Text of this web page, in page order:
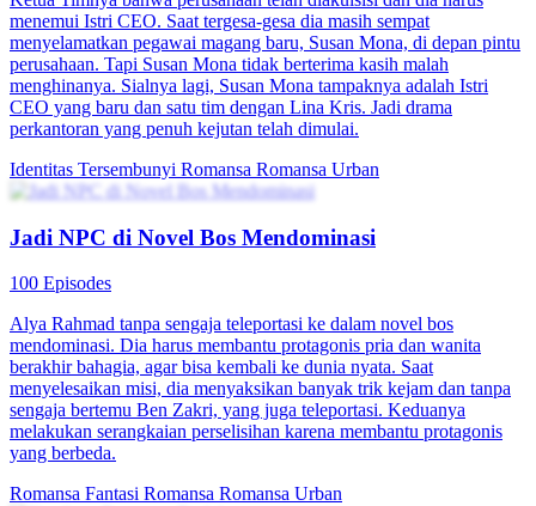
menemui Istri CEO. Saat tergesa-gesa dia masih sempat
menyelamatkan pegawai magang baru, Susan Mona, di depan pintu
perusahaan. Tapi Susan Mona tidak berterima kasih malah
menghinanya. Sialnya lagi, Susan Mona tampaknya adalah Istri
CEO yang baru dan satu tim dengan Lina Kris. Jadi drama
perkantoran yang penuh kejutan telah dimulai.
Identitas Tersembunyi Romansa Romansa Urban
Jadi NPC di Novel Bos Mendominasi
100 Episodes
Alya Rahmad tanpa sengaja teleportasi ke dalam novel bos
mendominasi. Dia harus membantu protagonis pria dan wanita
berakhir bahagia, agar bisa kembali ke dunia nyata. Saat
menyelesaikan misi, dia menyaksikan banyak trik kejam dan tanpa
sengaja bertemu Ben Zakri, yang juga teleportasi. Keduanya
melakukan serangkaian perselisihan karena membantu protagonis
yang berbeda.
Romansa Fantasi Romansa Romansa Urban